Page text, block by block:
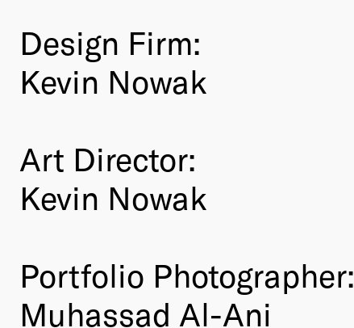
Design Firm:
Kevin Nowak
Art Director:
Kevin Nowak
Portfolio Photographer:
Muhassad Al-Ani